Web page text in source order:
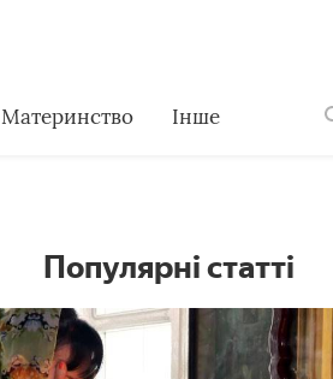
Материнство Інше
Популярні статті